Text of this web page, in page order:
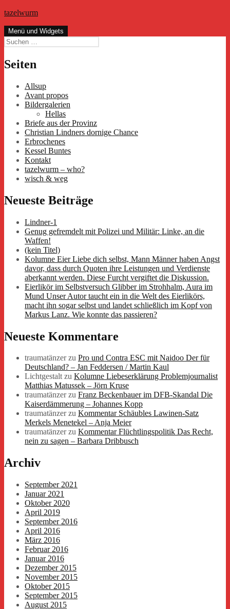
Zum
springen
tazelwurm
Menü und Widgets
Suchen
nach:
Seiten
Allsup
Avant propos
Bildergalerien
Hellas
Briefe aus der Provinz
Christian Lindners dornige Chance
Erbrochenes
Kessel Buntes
Kontakt
tazelwurm – who?
wisch & weg
Neueste Beiträge
Lindner-1
Genug gefremdelt mit Polizei und Militär: Linke, an die
Waffen!
(kein Titel)
Kolumne Eier Liebe dich selbst, Mann Männer haben Angst
davor, dass durch Quoten ihre Leistungen und Verdienste
aberkannt werden. Diese Furcht vergiftet die Diskussion.
Eierlikör im Selbstversuch Glibber im Strohhalm, Aura im
Mund Unser Autor taucht ein in die Welt des Eierlikörs,
macht ihn sogar selbst und landet schließlich im Kopf von
Markus Lanz. Wie konnte das passieren?
Neueste Kommentare
traumatänzerzu Pro und Contra ESC mit Naidoo Der für
Deutschland? – Jan Feddersen / Martin Kaul
Lichtgestaltzu Kolumne Liebeserklärung Problemjournalist
Matthias Matussek – Jörn Kruse
traumatänzerzu Franz Beckenbauer im DFB-Skandal Die
Kaiserdämmerung – Johannes Kopp
traumatänzerzu Kommentar Schäubles Lawinen-Satz
Merkels Menetekel – Anja Meier
traumatänzerzu Kommentar Flüchtlingspolitik Das Recht,
nein zu sagen – Barbara Dribbusch
Archiv
September 2021
Januar 2021
Oktober 2020
April 2019
September 2016
April 2016
März 2016
Februar 2016
Januar 2016
Dezember 2015
November 2015
Oktober 2015
September 2015
August 2015